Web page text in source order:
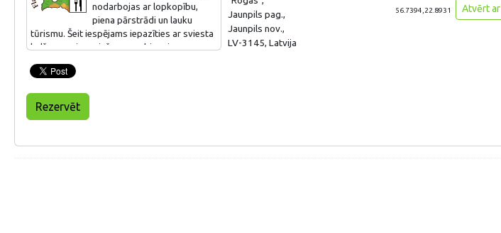
nodarbojas ar lopkopību,
piena pārstrādi un lauku
tūrismu. Šeit iespējams iepazīties ar sviesta
kulšanas, siera siešanas un biezpiena
degustācija. Piedāvājumā svaigpiena sieri no
dillēm, ķiplokiem, ķimenēm, sierāboliņu,
īstais „Jāņu siers”.
Jaunpils pag.,
Jaunpils nov.,
LV-3145, Latvija
56.7394,22.8931 Atvērt ar
Rezervēt